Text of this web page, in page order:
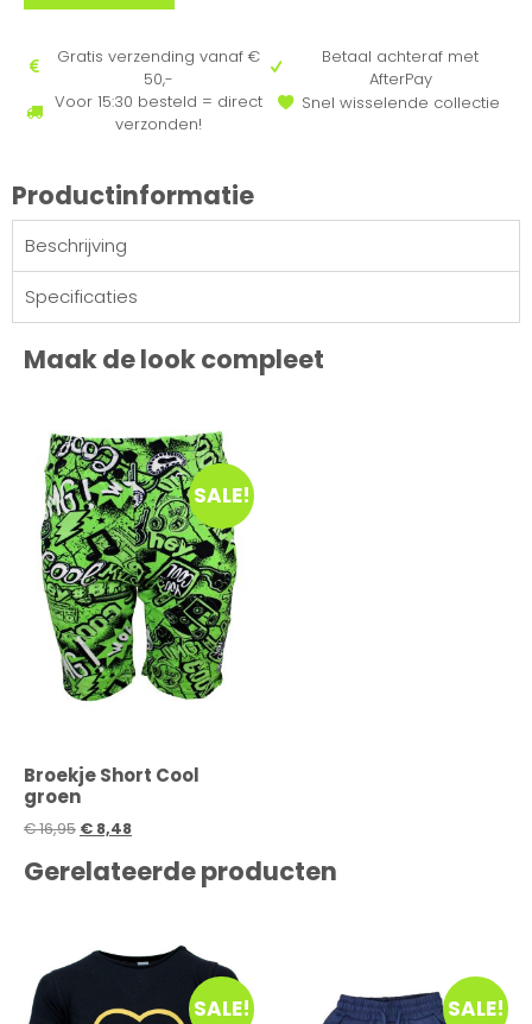
Gratis verzending vanaf €
50,-
Voor 15:30 besteld = direct
verzonden!
Betaal achteraf met
AfterPay
Snel wisselende collectie
Productinformatie
Beschrijving
Specificaties
Maak de look compleet
SALE!
Broekje Short Cool
groen
€16,95 € 8,48
Gerelateerde producten
SALE! SALE!